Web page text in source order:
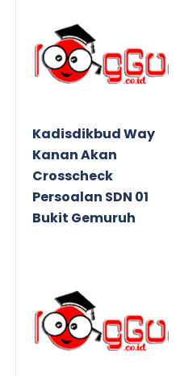
Kadisdikbud Way
Kanan Akan
Crosscheck
Persoalan SDN 01
Bukit Gemuruh